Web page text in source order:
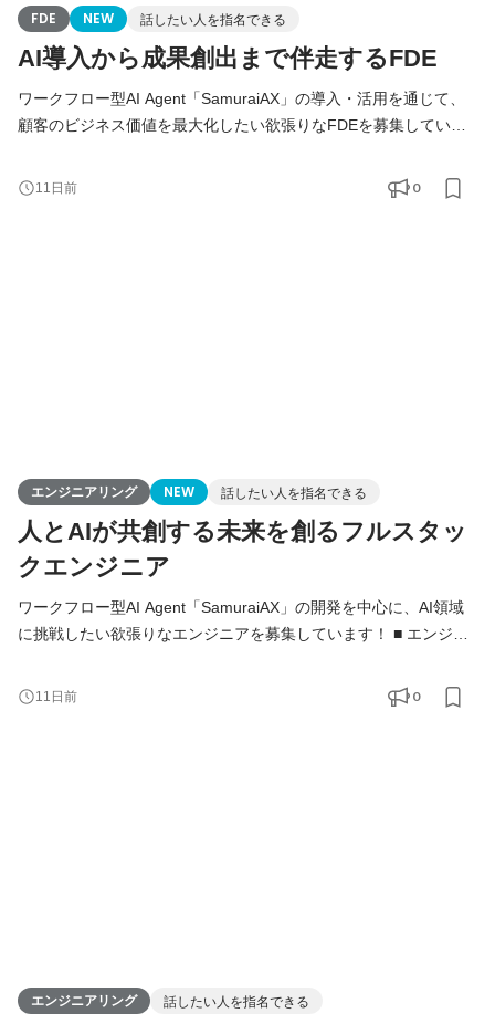
FDE NEW 話したい人を指名できる
AI導入から成果創出まで伴走するFDE
ワークフロー型AI Agent「SamuraiAX」の導入・活用を通じて、
顧客のビジネス価値を最大化したい欲張りなFDEを募集していま
Deployed Engineer（FDE）のミッションは、お客様の業務に深く
入り込み、技術の力でAIDX（AI×DX）を成功に導くことです。お
11日前 0
エンジニアリング NEW 話したい人を指名できる
人とAIが共創する未来を創るフルスタッ
クエンジニア
ワークフロー型AI Agent「SamuraiAX」の開発を中心に、AI領域
に挑戦したい欲張りなエンジニアを募集しています！ ■ エンジニ
トと事業を前に進める当事者です。 基本的には全員がフルスタッ
クエンジニアとして、バックエンド・フロントエンド・AI・イン
11日前 0
エンジニアリング 話したい人を指名できる